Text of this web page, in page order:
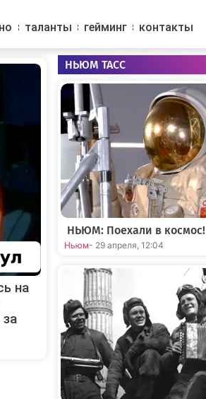
таланты гейминг контакты
на
НЬЮМ ТАСС
НЬЮМ: Поехали в космос!
Ньюм- 29 апреля, 12:04